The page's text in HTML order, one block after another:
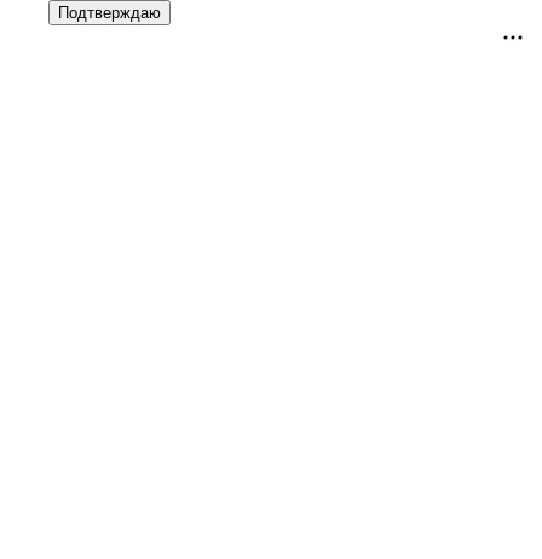
Подтверждаю